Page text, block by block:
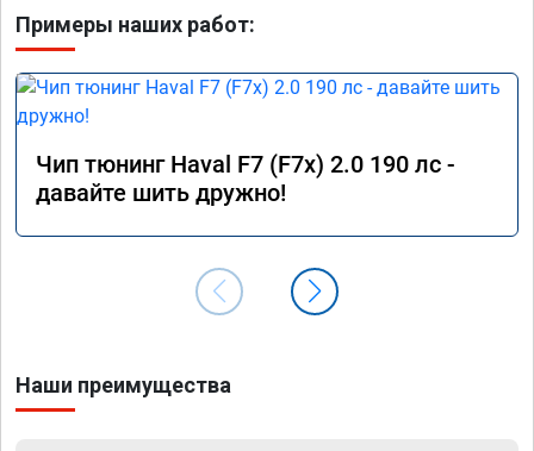
Примеры наших работ:
Чип тюнинг Haval F7 (F7x) 2.0 190 лс -
давайте шить дружно!
Наши преимущества